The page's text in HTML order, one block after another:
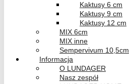
Kaktusy 6 cm
Kaktusy 9 cm
Kaktusy 12 cm
MIX 6cm
MIX inne
Sempervivum 10,5cm
Informacja
O LUNDAGER
Nasz zespół